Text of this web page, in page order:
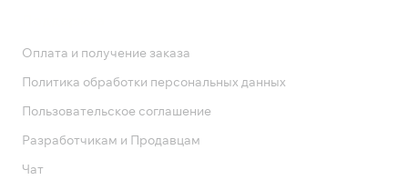
Оплата и получение заказа
Политика обработки персональных данных
Пользовательское соглашение
Разработчикам и Продавцам
Чат